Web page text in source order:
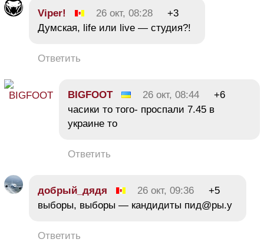
Viper! 26 окт, 08:28
+3
Думская, life или live — студия?!
Ответить
BIGFOOT 26 окт, 08:44
+6
часики то того- проспали 7.45 в
украине то
Ответить
добрый_дядя 26 окт, 09:36
+5
выборы, выборы — кандидиты пид@ры.у
Ответить